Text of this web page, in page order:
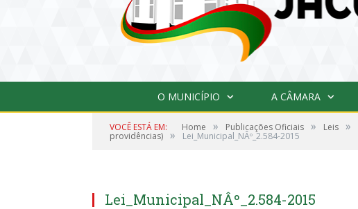
O MUNICÍPIO A CÂMARA
VOCÊ ESTÁ EM: Home » Publicações Oficiais » Leis »
providências) » Lei_Municipal_NÂº_2.584-2015
Lei_Municipal_NÂº_2.584-2015